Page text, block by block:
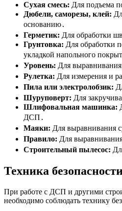
Сухая смесь: Для подъема
Дюбели, саморезы, клей:
основанию․
Герметик: Для обработки
Грунтовка: Для обработки
укладкой напольного
Уровень: Для выравнивания
Рулетка: Для измерения и
Пила или электролобзик:
Шуруповерт: Для
Шлифовальная машинка:
ДСП․
Маяки: Для выравнивания
Правило: Для
Строительный пылесос:
Техника
При работе с ДСП и другими
необходимо соблюдать технику